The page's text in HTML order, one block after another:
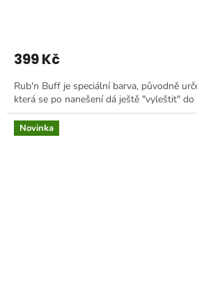
399 Kč
Rub'n Buff je speciální barva, původně
která se po nanešení dá ještě "vyleštit"
Novinka